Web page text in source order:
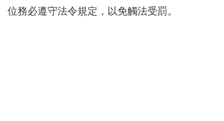
位務必遵守法令規定，以免觸法受罰。